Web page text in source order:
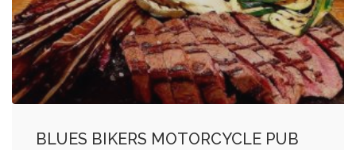
BLUES BIKERS MOTORCYCLE PUB